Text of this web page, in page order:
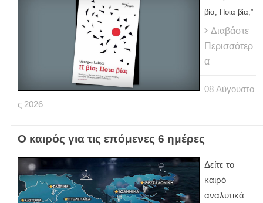
βία; Ποια βία;”
Διαβάστε
Περισσότερ
α
08 Αύγουστο
ς 2026
Ο καιρός για τις επόμενες 6 ημέρες
Δείτε το
καιρό
αναλυτικά